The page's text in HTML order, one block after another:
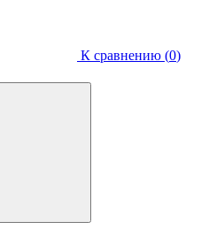
К сравнению (0)